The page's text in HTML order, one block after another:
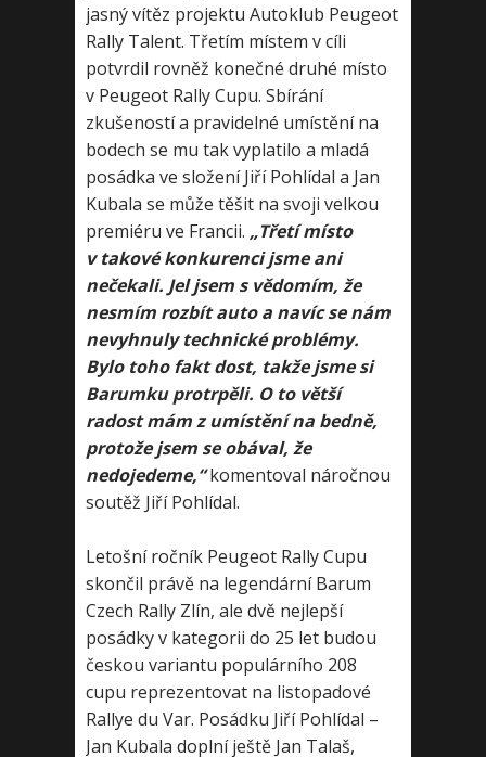
jasný vítěz projektu Autoklub Peugeot
Rally Talent. Třetím místem v cíli
potvrdil rovněž konečné druhé místo
v Peugeot Rally Cupu. Sbírání
zkušeností a pravidelné umístění na
bodech se mu tak vyplatilo a mladá
posádka ve složení Jiří Pohlídal a Jan
Kubala se může těšit na svoji velkou
premiéru ve Francii. „Třetí místo
v takové konkurenci jsme ani
nečekali. Jel jsem s vědomím, že
nesmím rozbít auto a navíc se nám
nevyhnuly technické problémy.
Bylo toho fakt dost, takže jsme si
Barumku protrpěli. O to větší
radost mám z umístění na bedně,
protože jsem se obával, že
nedojedeme,“komentoval náročnou
soutěž Jiří Pohlídal.
Letošní ročník Peugeot Rally Cupu
skončil právě na legendární Barum
Czech Rally Zlín, ale dvě nejlepší
posádky v kategorii do 25 let budou
českou variantu populárního 208
cupu reprezentovat na listopadové
Rallye du Var. Posádku Jiří Pohlídal –
Jan Kubala doplní ještě Jan Talaš,